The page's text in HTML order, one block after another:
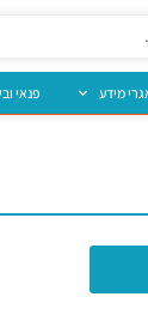
מידע פנאי